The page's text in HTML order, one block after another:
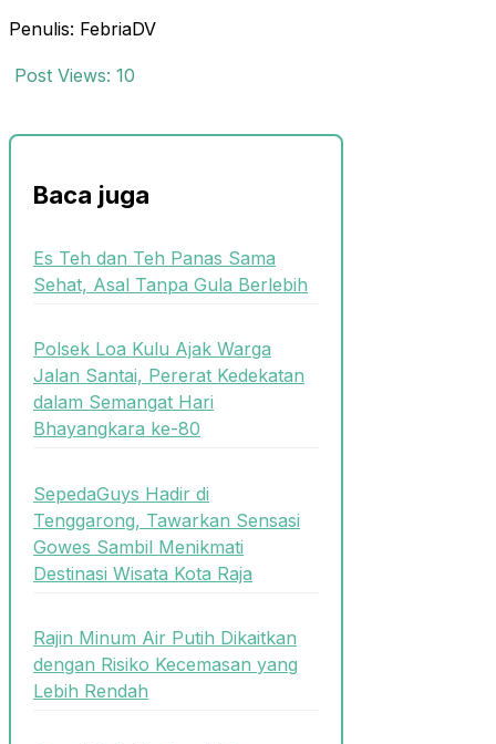
Penulis: FebriaDV
Post Views: 10
Baca juga
Es Teh dan Teh Panas Sama
Sehat, Asal Tanpa Gula Berlebih
Polsek Loa Kulu Ajak Warga
Jalan Santai, Pererat Kedekatan
dalam Semangat Hari
Bhayangkara ke-80
SepedaGuys Hadir di
Tenggarong, Tawarkan Sensasi
Gowes Sambil Menikmati
Destinasi Wisata Kota Raja
Rajin Minum Air Putih Dikaitkan
dengan Risiko Kecemasan yang
Lebih Rendah